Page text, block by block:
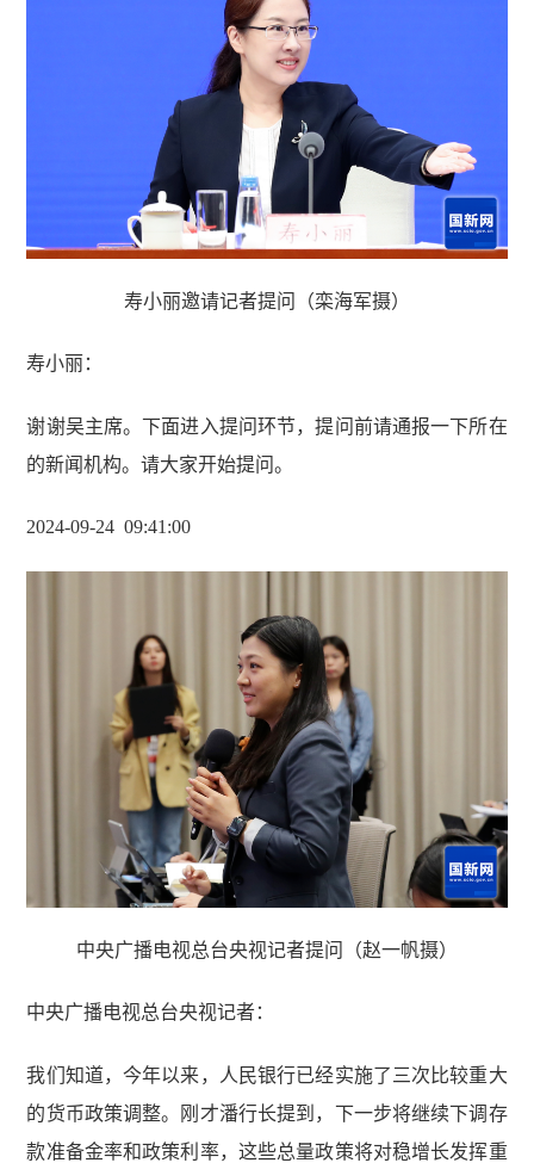
寿小丽邀请记者提问（栾海军摄）
寿小丽 ：
谢谢吴主席。下面进入提问环节，提问前请通报一下所在
的新闻机构。请大家开始提问。
2024-09-24 09:41:00
中央广播电视总台央视记者提问（赵一帆摄）
中央广播电视总台央视记者：
我们知道，今年以来，人民银行已经实施了三次比较重大
的货币政策调整。刚才潘行长提到，下一步将继续下调存
款准备金率和政策利率，这些总量政策将对稳增长发挥重